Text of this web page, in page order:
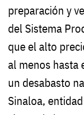
preparación y
del Sistema
que el alto
al menos hasta
un desabasto
Sinaloa,